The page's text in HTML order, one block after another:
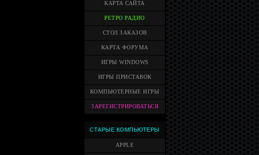
КАРТА САЙТА
РЕТРО РАДИО
СТОЛ ЗАКАЗОВ
КАРТА ФОРУМА
ИГРЫ WINDOWS
ИГРЫ ПРИСТАВОК
КОМПЬЮТЕРНЫЕ ИГРЫ
ЗАРЕГИСТРИРОВАТЬСЯ
СТАРЫЕ КОМПЬЮТЕРЫ
APPLE